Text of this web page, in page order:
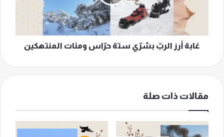
حرّاس
ومئات
المنتهكين
غابة أرز الربّ بشرّي ستة حرّاس ومئات المنتهكين
مقالات ذات صلة